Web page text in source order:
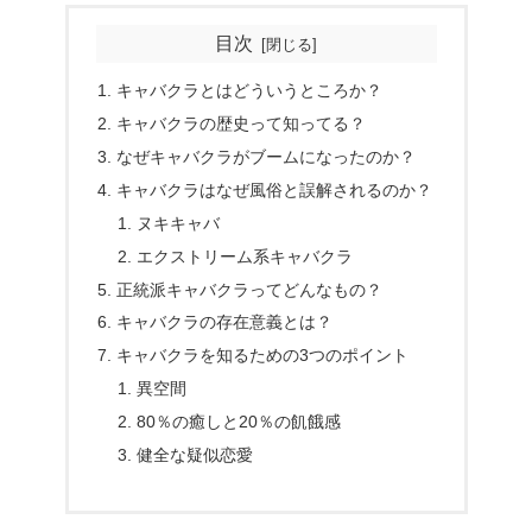
目次
キャバクラとはどういうところか？
キャバクラの歴史って知ってる？
なぜキャバクラがブームになったのか？
キャバクラはなぜ風俗と誤解されるのか？
ヌキキャバ
エクストリーム系キャバクラ
正統派キャバクラってどんなもの？
キャバクラの存在意義とは？
キャバクラを知るための3つのポイント
異空間
80％の癒しと20％の飢餓感
健全な疑似恋愛